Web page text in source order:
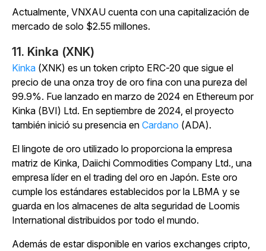
Actualmente, VNXAU cuenta con una capitalización de
mercado de solo $2.55 millones.
11. Kinka (XNK)
Kinka (XNK) es un token cripto ERC-20 que sigue el
precio de una onza troy de oro fina con una pureza del
99.9%. Fue lanzado en marzo de 2024 en Ethereum por
Kinka (BVI) Ltd. En septiembre de 2024, el proyecto
también inició su presencia en Cardano (ADA).
El lingote de oro utilizado lo proporciona la empresa
matriz de Kinka, Daiichi Commodities Company Ltd., una
empresa líder en el trading del oro en Japón. Este oro
cumple los estándares establecidos por la LBMA y se
guarda en los almacenes de alta seguridad de Loomis
International distribuidos por todo el mundo.
Además de estar disponible en varios exchanges cripto,